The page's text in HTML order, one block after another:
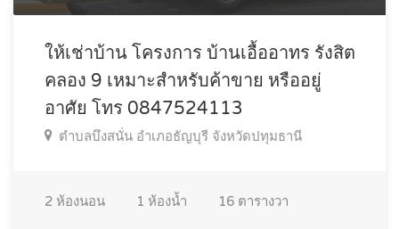
ให้เช่าบ้าน โครงการ บ้านเอื้ออาทร รังสิต
คลอง 9 เหมาะสำหรับค้าขาย หรืออยู่
อาศัย โทร 0847524113
ตำบลบึงสนั่น อำเภอธัญบุรี จังหวัดปทุมธานี
2 ห้องนอน 1 ห้องน้ำ 16 ตารางวา